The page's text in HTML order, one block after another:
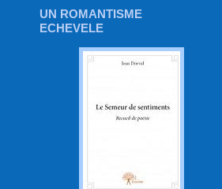
UN ROMANTISME
ECHEVELE